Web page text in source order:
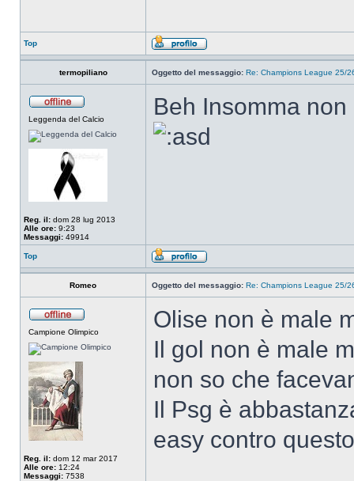
Top
termopiliano Oggetto del messaggio: Re: Champions League 25/
Leggenda del Calcio
Reg. il: dom 28 lug 2013
Alle ore: 9:23
Messaggi: 49914
Beh Insomma
Top
Romeo Oggetto del messaggio: Re: Champions League 25/
Campione Olimpico
Reg. il: dom 12 mar 2017
Alle ore: 12:24
Messaggi: 7538
Olise non è male
Il gol non è male
non so che
Il Psg è
easy contro